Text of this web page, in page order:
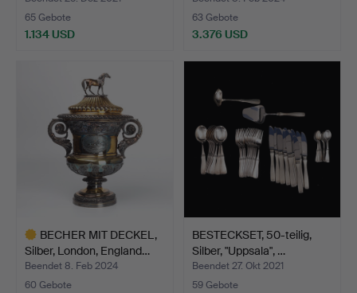
65 Gebote
1.134 USD
63 Gebote
3.376 USD
BECHER MIT DECKEL,
Silber, London, England…
Beendet 8. Feb 2024
60 Gebote
BESTECKSET, 50-teilig,
Silber, "Uppsala", …
Beendet 27. Okt 2021
59 Gebote